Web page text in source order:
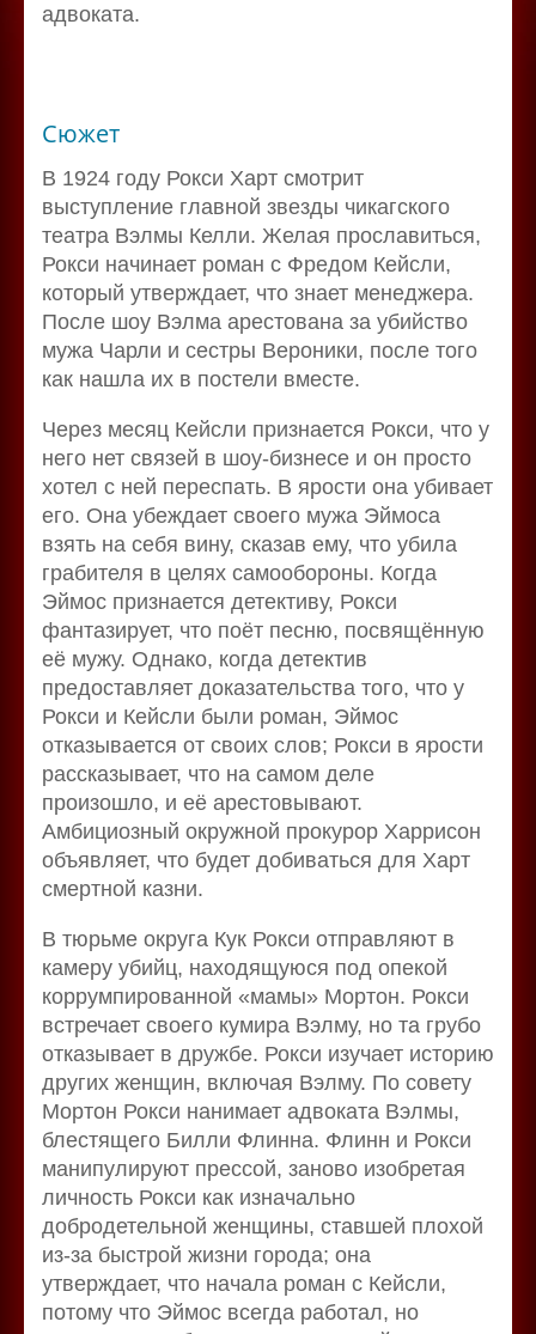
адвоката.
Сюжет
В 1924 году Рокси Харт смотрит
выступление главной звезды чикагского
театра Вэлмы Келли. Желая прославиться,
Рокси начинает роман с Фредом Кейсли,
который утверждает, что знает менеджера.
После шоу Вэлма арестована за убийство
мужа Чарли и сестры Вероники, после того
как нашла их в постели вместе.
Через месяц Кейсли признается Рокси, что у
него нет связей в шоу-бизнесе и он просто
хотел с ней переспать. В ярости она убивает
его. Она убеждает своего мужа Эймоса
взять на себя вину, сказав ему, что убила
грабителя в целях самообороны. Когда
Эймос признается детективу, Рокси
фантазирует, что поёт песню, посвящённую
её мужу. Однако, когда детектив
предоставляет доказательства того, что у
Рокси и Кейсли были роман, Эймос
отказывается от своих слов; Рокси в ярости
рассказывает, что на самом деле
произошло, и её арестовывают.
Амбициозный окружной прокурор Харрисон
объявляет, что будет добиваться для Харт
смертной казни.
В тюрьме округа Кук Рокси отправляют в
камеру убийц, находящуюся под опекой
коррумпированной «мамы» Мортон. Рокси
встречает своего кумира Вэлму, но та грубо
отказывает в дружбе. Рокси изучает историю
других женщин, включая Вэлму. По совету
Мортон Рокси нанимает адвоката Вэлмы,
блестящего Билли Флинна. Флинн и Рокси
манипулируют прессой, заново изобретая
личность Рокси как изначально
добродетельной женщины, ставшей плохой
из-за быстрой жизни города; она
утверждает, что начала роман с Кейсли,
потому что Эймос всегда работал, но